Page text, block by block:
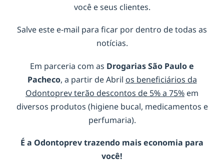
você e seus clientes.
Salve este e-mail para ficar por dentro de todas as
notícias.
Em parceria com as Drogarias São Paulo e
Pacheco, a partir de Abril os beneficiários da
Odontoprev terão descontos de 5% a 75% em
diversos produtos (higiene bucal, medicamentos e
perfumaria).
É a Odontoprevtrazendo mais economia para
você!